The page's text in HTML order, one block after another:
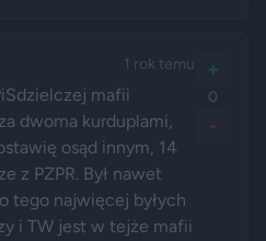
1 rok temu
mafii
dwoma kurduplami,
osąd innym, 14
z PZPR. Był nawet
tego najwięcej byłych
i TW jest w tejże mafii
+
0
-